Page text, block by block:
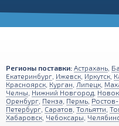
Регионы поставки: Астрахань
Екатеринбург Ижевск Иркутск
Красноярск Курган Липецк
Челны Нижний Новгород
Оренбург Пенза Пермь
Петербург Саратов Тольятти
Хабаровск Чебоксары